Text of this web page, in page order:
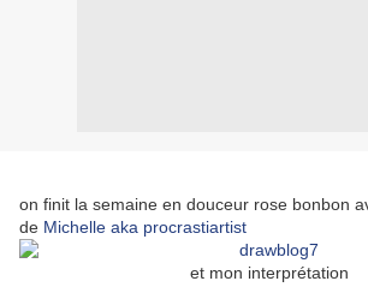
on finit la semaine en douceur rose bonbon
de Michelle aka procrastiartist
et mon interprétation